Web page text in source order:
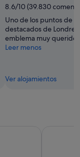
8.6/10 (39.830
Uno de los puntos de
destacados de
emblema muy querido
Leer menos
Ver alojamientos